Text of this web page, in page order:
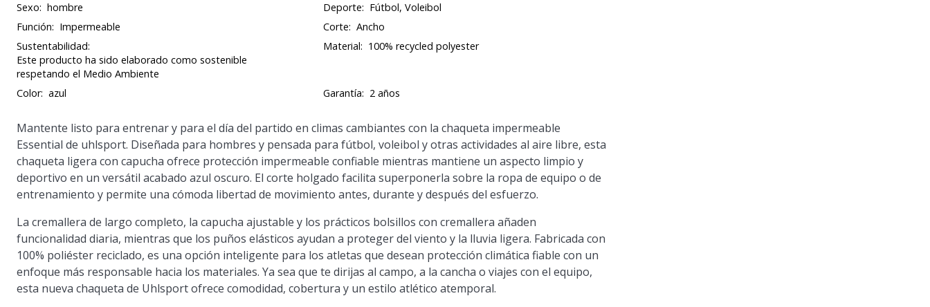
Sexo: hombre Deporte: Fútbol, Voleibol
Función: Impermeable Corte: Ancho
Sustentabilidad:
Este producto ha sido elaborado como sostenible
respetando el Medio Ambiente
Material: 100% recycled polyester
Color: azul Garantía: 2 años
Mantente listo para entrenar y para el día del partido en climas cambiantes con la chaqueta impermeable
Essential de uhlsport. Diseñada para hombres y pensada para fútbol, voleibol y otras actividades al aire libre, esta
chaqueta ligera con capucha ofrece protección impermeable confiable mientras mantiene un aspecto limpio y
deportivo en un versátil acabado azul oscuro. El corte holgado facilita superponerla sobre la ropa de equipo o de
entrenamiento y permite una cómoda libertad de movimiento antes, durante y después del esfuerzo.
La cremallera de largo completo, la capucha ajustable y los prácticos bolsillos con cremallera añaden
funcionalidad diaria, mientras que los puños elásticos ayudan a proteger del viento y la lluvia ligera. Fabricada con
100% poliéster reciclado, es una opción inteligente para los atletas que desean protección climática fiable con un
enfoque más responsable hacia los materiales. Ya sea que te dirijas al campo, a la cancha o viajes con el equipo,
esta nueva chaqueta de Uhlsport ofrece comodidad, cobertura y un estilo atlético atemporal.